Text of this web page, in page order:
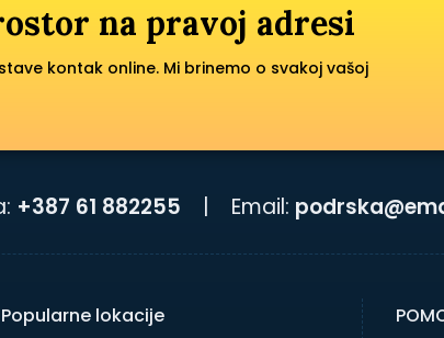
na pravoj adresi
kontak online. Mi brinemo o svakoj vašoj
+387 61 882255 | Email:
Popularne lokacije